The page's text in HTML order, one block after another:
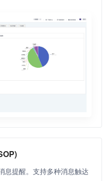
息提醒。支持多种消息触达